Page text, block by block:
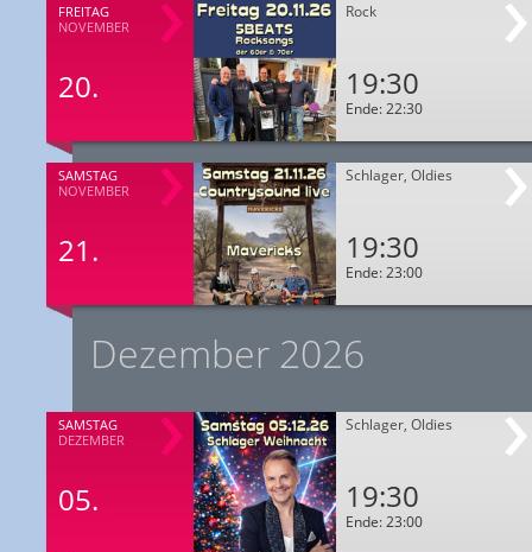
FREITAG
NOVEMBER
20.
Rock
19:30
Ende: 22:30
SAMSTAG
NOVEMBER
21.
Schlager, Oldies
19:30
Ende: 23:00
Dezember 2026
SAMSTAG
DEZEMBER
05.
Schlager, Oldies
19:30
Ende: 23:00